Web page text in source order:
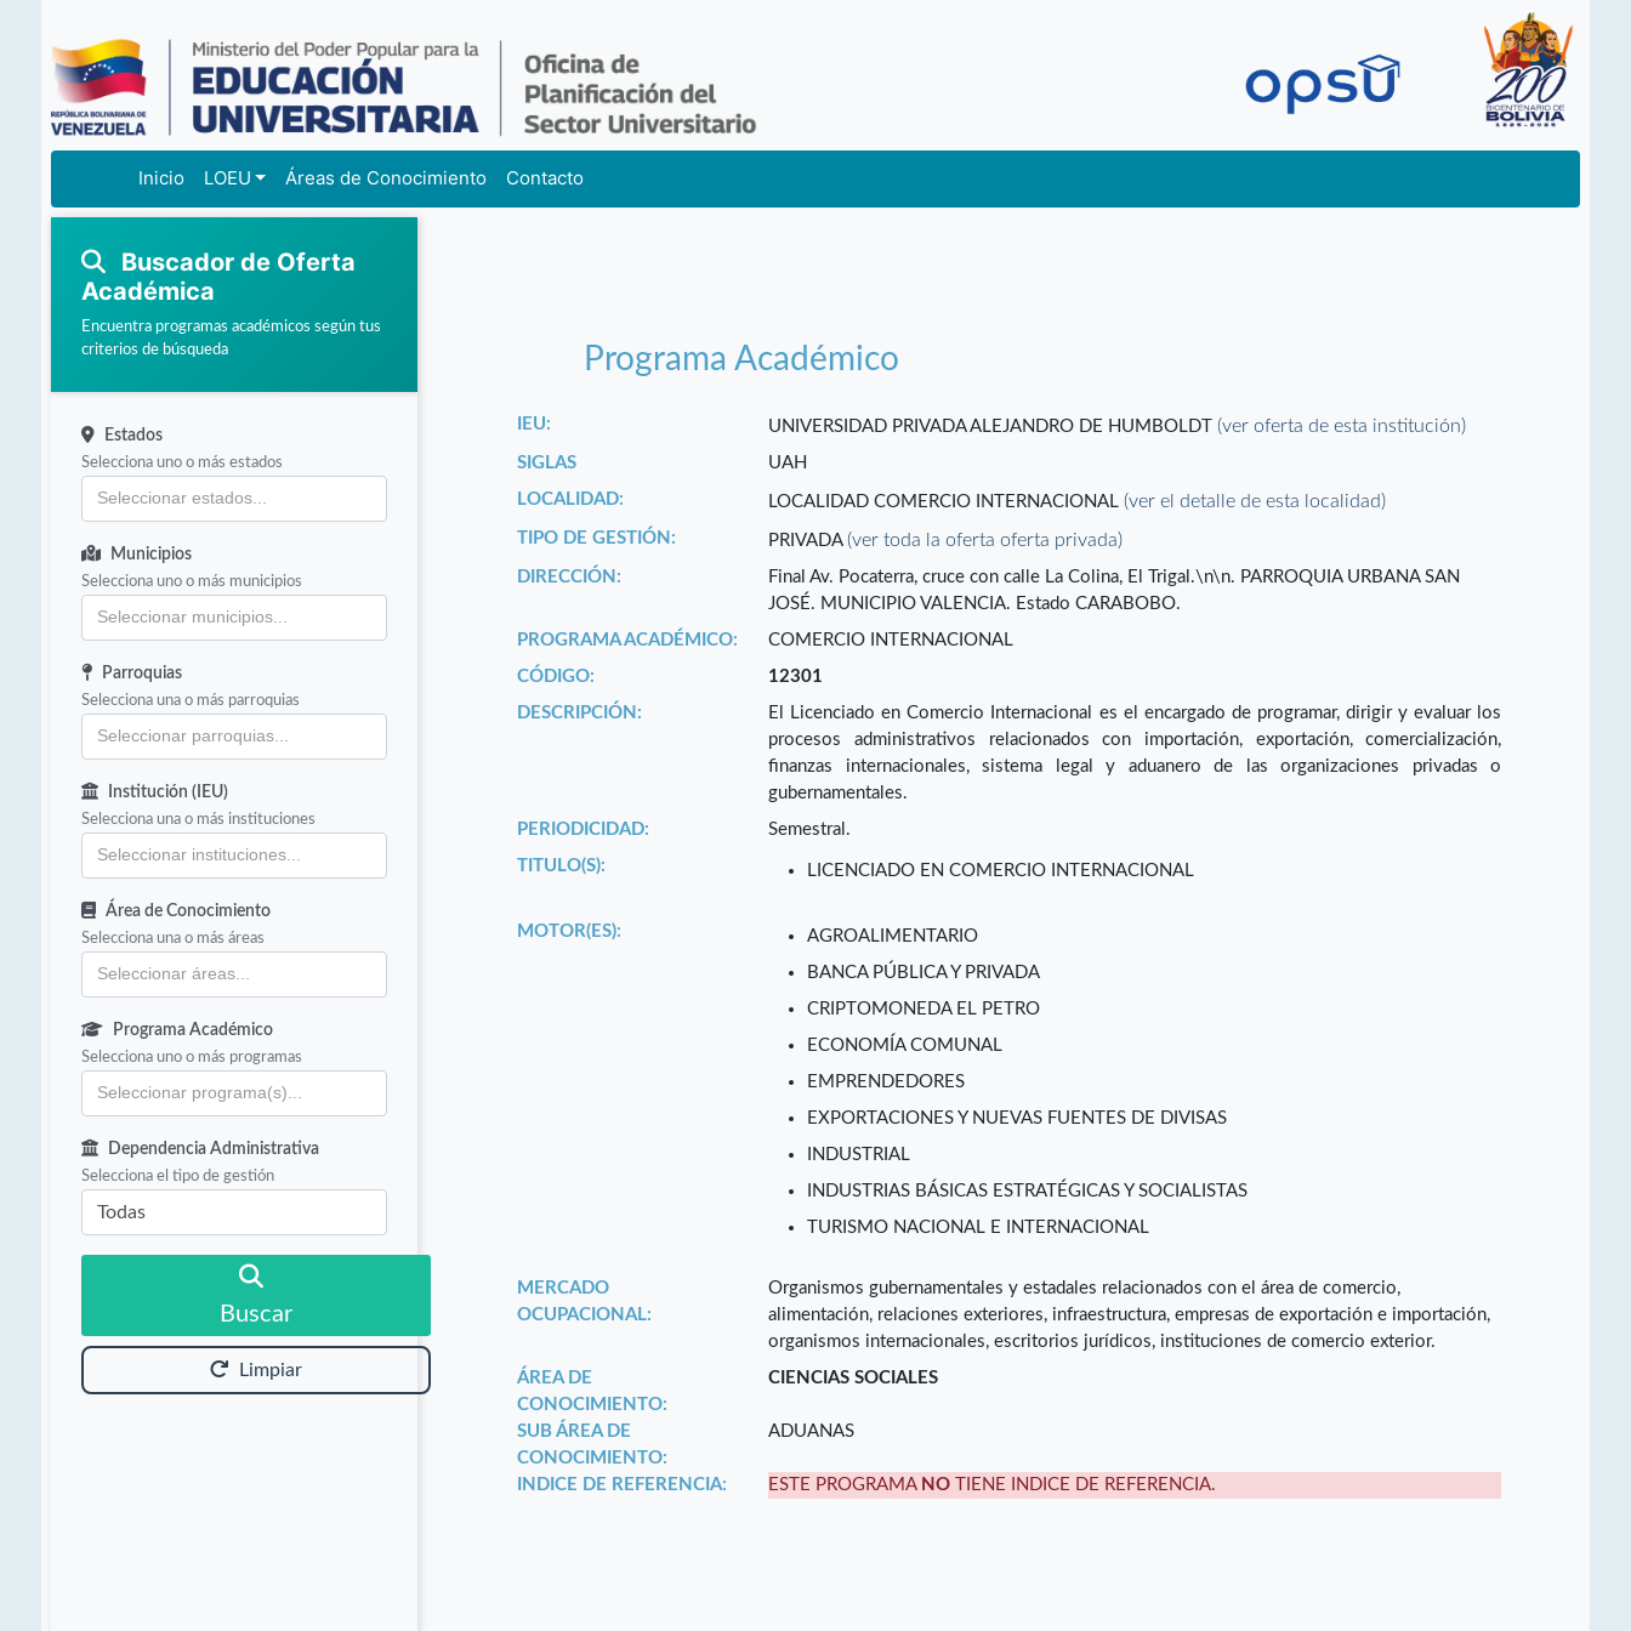
Inicio LOEU Áreas de Conocimiento Contacto
Buscador de Oferta
Académica
Encuentra programas académicos según tus
criterios de búsqueda
Estados
Selecciona uno o más estados
Municipios
Selecciona uno o más municipios
Parroquias
Selecciona una o más parroquias
Institución (IEU)
Selecciona una o más instituciones
Área de Conocimiento
Selecciona una o más áreas
Programa Académico
Selecciona uno o más programas
Dependencia Administrativa
Selecciona el tipo de gestión
Buscar
Limpiar
Programa Académico
IEU: UNIVERSIDAD PRIVADA ALEJANDRO DE HUMBOLDT(ver oferta de esta institución)
SIGLAS
UAH
LOCALIDAD:
LOCALIDAD COMERCIO INTERNACIONAL(ver el detalle de esta localidad)
TIPO DE GESTIÓN: PRIVADA(ver toda la oferta oferta privada)
DIRECCIÓN:
Final Av. Pocaterra, cruce con calle La Colina, El Trigal.\n\n. PARROQUIA URBANA SAN
JOSÉ. MUNICIPIO VALENCIA. Estado CARABOBO.
PROGRAMA ACADÉMICO:
COMERCIO INTERNACIONAL
CÓDIGO:
12301
DESCRIPCIÓN:
El Licenciado en Comercio Internacional es el encargado de programar, dirigir y evaluar los
procesos administrativos relacionados con importación, exportación, comercialización,
finanzas internacionales, sistema legal y aduanero de las organizaciones privadas o
gubernamentales.
PERIODICIDAD:
Semestral.
TITULO(S):
LICENCIADO EN COMERCIO INTERNACIONAL
MOTOR(ES):
AGROALIMENTARIO
BANCA PÚBLICA Y PRIVADA
CRIPTOMONEDA EL PETRO
ECONOMÍA COMUNAL
EMPRENDEDORES
EXPORTACIONES Y NUEVAS FUENTES DE DIVISAS
INDUSTRIAL
INDUSTRIAS BÁSICAS ESTRATÉGICAS Y SOCIALISTAS
TURISMO NACIONAL E INTERNACIONAL
MERCADO
OCUPACIONAL:
Organismos gubernamentales y estadales relacionados con el área de comercio,
alimentación, relaciones exteriores, infraestructura, empresas de exportación e importación,
organismos internacionales, escritorios jurídicos, instituciones de comercio exterior.
ÁREA DE
CONOCIMIENTO:
CIENCIAS SOCIALES
SUB ÁREA DE
CONOCIMIENTO:
ADUANAS
INDICE DE REFERENCIA: ESTE PROGRAMA NO TIENE INDICE DE REFERENCIA.